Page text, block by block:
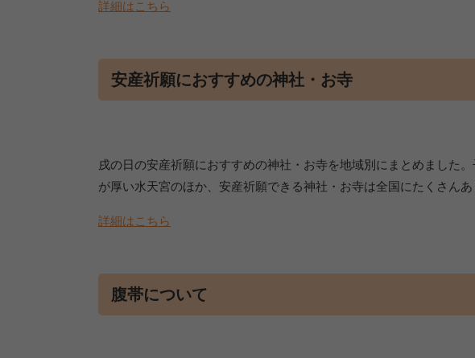
詳細はこちら
安産祈願におすすめの神社・お寺
戌の日の安産祈願におすすめの神社・お寺を地域別にまとめました
が厚い水天宮のほか、安産祈願できる神社・お寺は全国にたくさんあ
詳細はこちら
腹帯について